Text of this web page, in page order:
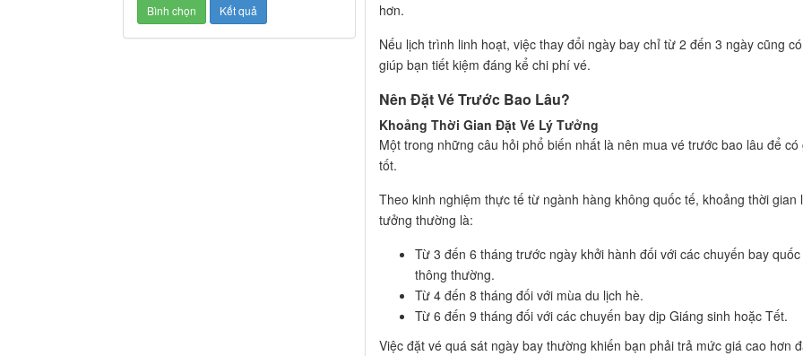
hơn.
Nếu lịch trình linh hoạt, việc thay đổi ngày bay chỉ từ 2 đến 3 ngày cũng
giúp bạn tiết kiệm đáng kể chi phí vé.
Nên Đặt Vé Trước Bao Lâu?
Khoảng Thời Gian Đặt Vé Lý Tưởng
Một trong những câu hỏi phổ biến nhất là nên mua vé trước bao lâu để có
tốt.
Theo kinh nghiệm thực tế từ ngành hàng không quốc tế, khoảng thời gian
tưởng thường là:
Từ 3 đến 6 tháng trước ngày khởi hành đối với các chuyến bay
thông thường.
Từ 4 đến 8 tháng đối với mùa du lịch hè.
Từ 6 đến 9 tháng đối với các chuyến bay dịp Giáng sinh hoặc Tết.
Việc đặt vé quá sát ngày bay thường khiến bạn phải trả mức giá cao hơn